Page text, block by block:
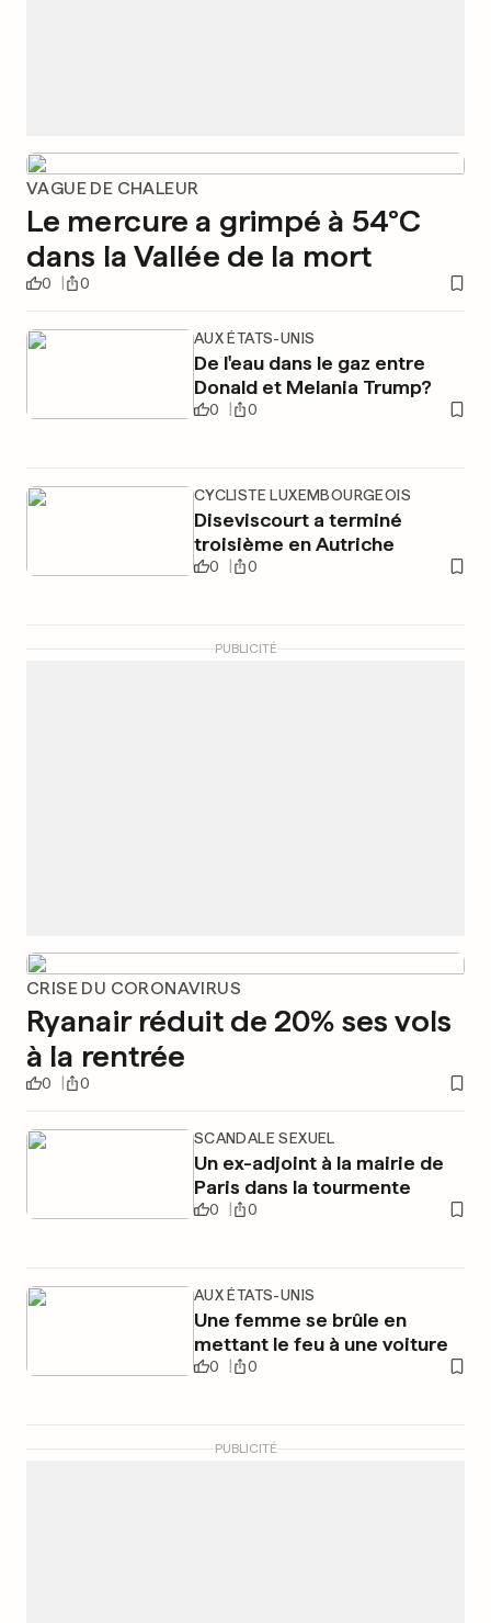
VAGUE DE CHALEUR
Le mercure a grimpé à 54°C
dans la Vallée de la mort
0 0
AUX ÉTATS-UNIS
De l'eau dans le gaz entre
Donald et Melania Trump?
0 0
CYCLISTE LUXEMBOURGEOIS
Diseviscourt a terminé
troisième en Autriche
0 0
PUBLICITÉ
CRISE DU CORONAVIRUS
Ryanair réduit de 20% ses vols
à la rentrée
0 0
SCANDALE SEXUEL
Un ex-adjoint à la mairie de
Paris dans la tourmente
0 0
AUX ÉTATS-UNIS
Une femme se brûle en
mettant le feu à une voiture
0 0
PUBLICITÉ